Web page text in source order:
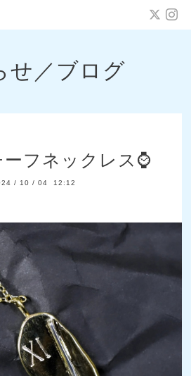
せ／ブログ
ーフネックレス⌚
/ 10 / 04 12:12